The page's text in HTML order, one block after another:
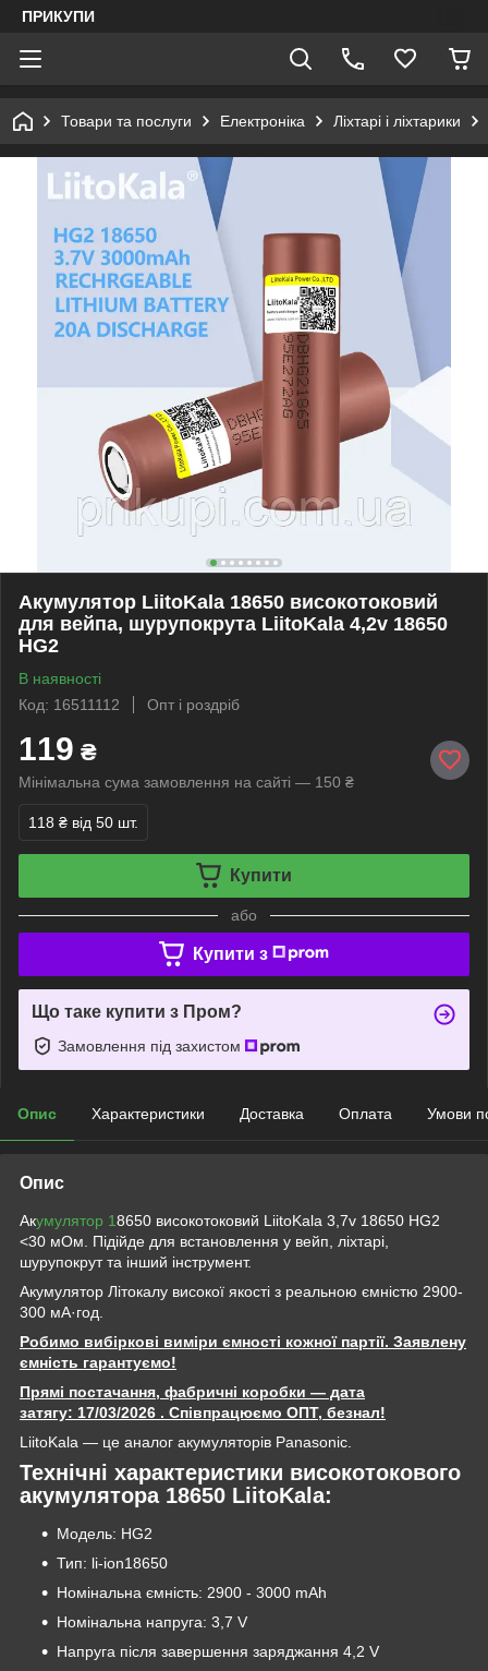
ПРИКУПИ
Товари та послуги Електроніка Ліхтарі і ліхтарики
Акумулятор LiitoKala 18650 високотоковий
для вейпа, шурупокрута LiitoKala 4,2v 18650
HG2
В наявності
Код: 16511112
Опт і роздріб
119 ₴
Мінімальна сума замовлення на сайті — 150 ₴
118 ₴ від 50 шт.
Купити
або
Купити з
Що таке купити з Пром?
Замовлення під захистом
Опис Характеристики Доставка Оплата Умови
Опис
Акумулятор 18650 високотоковий LiitoKala 3,7v 18650 HG2
<30 мОм. Підійде для встановлення у вейп, ліхтарі,
шурупокрут та інший інструмент.
Акумулятор Літокалу високої якості з реальною ємністю 2900-
300 мА·год.
Робимо вибіркові виміри ємності кожної партії. Заявлену
ємність гарантуємо!
Прямі постачання, фабричні коробки — дата
затягу: 17/03/2026 . Співпрацюємо ОПТ, безнал!
LiitoKala — це аналог акумуляторів Panasonic.
Технічні характеристики високотокового
акумулятора 18650 LiitoKala:
Модель: HG2
Тип: li-ion18650
Номінальна ємність: 2900 - 3000 mAh
Номінальна напруга: 3,7 V
Напруга після завершення заряджання 4,2 V